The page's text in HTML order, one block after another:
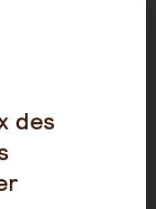
SITE
DE PROTECTION DES
des